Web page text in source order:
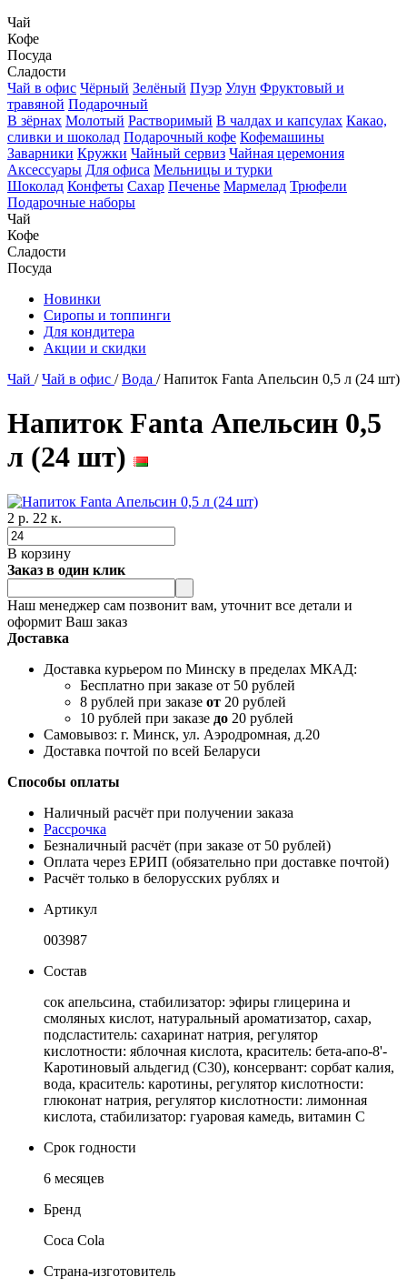
Чай
Кофе
Посуда
Сладости
Чай в офис Чёрный Зелёный Пуэр Улун Фруктовый и
травяной Подарочный
В зёрнах Молотый Растворимый В чалдах и капсулах Какао,
сливки и шоколад Подарочный кофе Кофемашины
Заварники Кружки Чайный сервиз Чайная церемония
Аксессуары Для офиса Мельницы и турки
Шоколад Конфеты Сахар Печенье Мармелад Трюфели
Подарочные наборы
Чай
Кофе
Сладости
Посуда
Новинки
Сиропы и топпинги
Для кондитера
Акции и скидки
Чай /Чай в офис /Вода /Напиток Fanta Апельсин 0,5 л (24 шт)
Напиток Fanta Апельсин 0,5
л (24 шт)
2 р. 22 к.
В корзину
Заказ в один клик
Наш менеджер сам позвонит вам, уточнит все детали и
оформит Ваш заказ
Доставка
Доставка курьером по Минску в пределах МКАД:
Бесплатно при заказе от 50 рублей
8 рублей при заказе от 20 рублей
10 рублей при заказе до 20 рублей
Самовывоз: г. Минск, ул. Аэродромная, д.20
Доставка почтой по всей Беларуси
Способы оплаты
Наличный расчёт при получении заказа
Рассрочка
Безналичный расчёт (при заказе от 50 рублей)
Оплата через ЕРИП (обязательно при доставке почтой)
Расчёт только в белорусских рублях и
Артикул
003987
Состав
сок апельсина, стабилизатор: эфиры глицерина и
смоляных кислот, натуральный ароматизатор, сахар,
подсластитель: сахаринат натрия, регулятор
кислотности: яблочная кислота, краситель: бета-апо-8'-
Каротиновый альдегид (C30), консервант: сорбат калия,
вода, краситель: каротины, регулятор кислотности:
глюконат натрия, регулятор кислотности: лимонная
кислота, стабилизатор: гуаровая камедь, витамин С
Срок годности
6 месяцев
Бренд
Coca Cola
Страна-изготовитель